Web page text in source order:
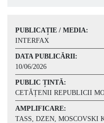
PUBLICAȚIE / MEDIA:
INTERFAX
DATA PUBLICĂRII:
10/06/2026
PUBLIC ȚINTĂ:
CETĂȚENII REPUBLICII
AMPLIFICARE:
TASS, DZEN, MOSCOVSKI